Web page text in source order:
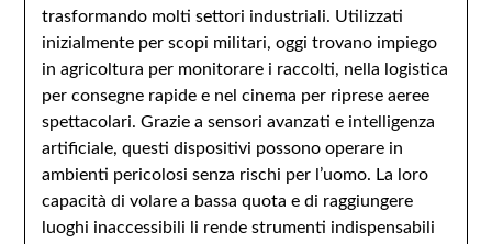
trasformando molti settori industriali. Utilizzati
inizialmente per scopi militari, oggi trovano impiego
in agricoltura per monitorare i raccolti, nella logistica
per consegne rapide e nel cinema per riprese aeree
spettacolari. Grazie a sensori avanzati e intelligenza
artificiale, questi dispositivi possono operare in
ambienti pericolosi senza rischi per l’uomo. La loro
capacità di volare a bassa quota e di raggiungere
luoghi inaccessibili li rende strumenti indispensabili